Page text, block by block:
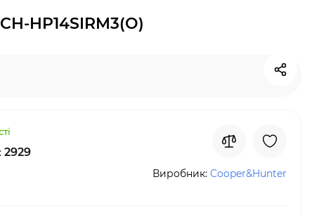
HP14SIRM3(O)
2929
Виробник: Cooper&Hunter